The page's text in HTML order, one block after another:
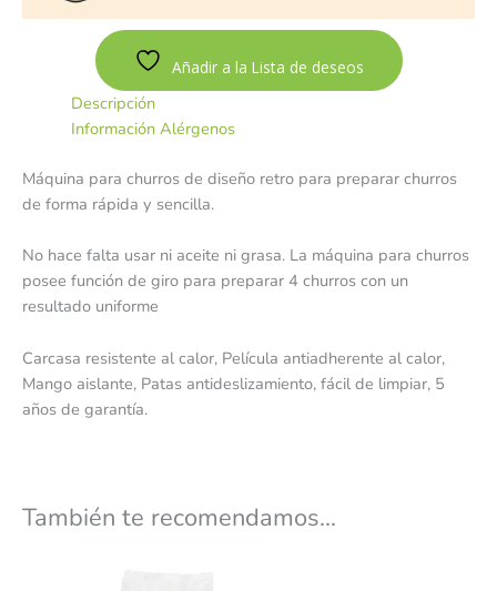
Añadir a la Lista de deseos
Descripción
Información Alérgenos
Máquina para churros de diseño retro para preparar churros
de forma rápida y sencilla.
No hace falta usar ni aceite ni grasa. La máquina para churros
posee función de giro para preparar 4 churros con un
resultado uniforme
Carcasa resistente al calor, Película antiadherente al calor,
Mango aislante, Patas antideslizamiento, fácil de limpiar, 5
años de garantía.
También te recomendamos…